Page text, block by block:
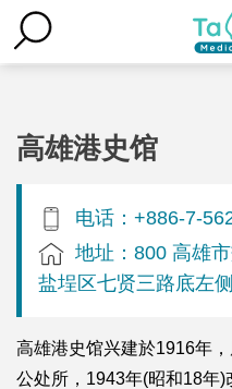
高雄港史馆
电话：+886-7-
地址：800 高雄
盐埕区七贤三路底左
高雄港史馆兴建於1916年
公处所，1943年(昭和18年